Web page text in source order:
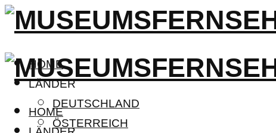
HOME
LÄNDER
DEUTSCHLAND
ÖSTERREICH
HOME